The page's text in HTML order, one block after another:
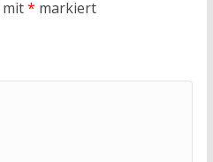
mit* markiert